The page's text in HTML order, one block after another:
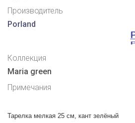
Производитель
Porland
Коллекция
Maria green
Примечания
Тарелка мелкая 25 см, кант зелёный